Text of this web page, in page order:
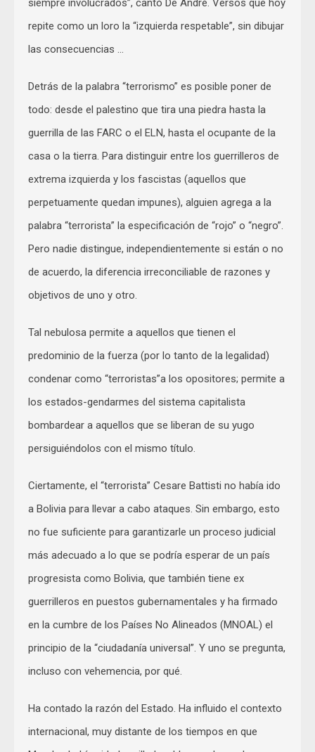
siempre involucrados”, cantó De Andrè. Versos que hoy
repite como un loro la “izquierda respetable”, sin dibujar
las consecuencias …
Detrás de la palabra “terrorismo” es posible poner de
todo: desde el palestino que tira una piedra hasta la
guerrilla de las FARC o el ELN, hasta el ocupante de la
casa o la tierra. Para distinguir entre los guerrilleros de
extrema izquierda y los fascistas (aquellos que
perpetuamente quedan impunes), alguien agrega a la
palabra “terrorista” la especificación de “rojo” o “negro”.
Pero nadie distingue, independientemente si están o no
de acuerdo, la diferencia irreconciliable de razones y
objetivos de uno y otro.
Tal nebulosa permite a aquellos que tienen el
predominio de la fuerza (por lo tanto de la legalidad)
condenar como “terroristas”a los opositores; permite a
los estados-gendarmes del sistema capitalista
bombardear a aquellos que se liberan de su yugo
persiguiéndolos con el mismo título.
Ciertamente, el “terrorista” Cesare Battisti no había ido
a Bolivia para llevar a cabo ataques. Sin embargo, esto
no fue suficiente para garantizarle un proceso judicial
más adecuado a lo que se podría esperar de un país
progresista como Bolivia, que también tiene ex
guerrilleros en puestos gubernamentales y ha firmado
en la cumbre de los Países No Alineados (MNOAL) el
principio de la “ciudadanía universal”. Y uno se pregunta,
incluso con vehemencia, por qué.
Ha contado la razón del Estado. Ha influido el contexto
internacional, muy distante de los tiempos en que